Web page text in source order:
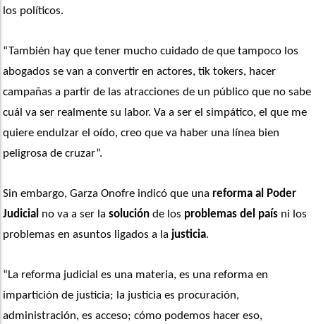
los políticos.
“También hay que tener mucho cuidado de que tampoco los
abogados se van a convertir en actores, tik tokers, hacer
campañas a partir de las atracciones de un público que no sabe
cuál va ser realmente su labor. Va a ser el simpático, el que me
quiere endulzar el oído, creo que va haber una línea bien
peligrosa de cruzar”.
Sin embargo, Garza Onofre indicó que una reforma al Poder
Judicial no va a ser la solución de los problemas del país ni los
problemas en asuntos ligados a la justicia.
“La reforma judicial es una materia, es una reforma en
impartición de justicia; la justicia es procuración,
administración, es acceso; cómo podemos hacer eso,